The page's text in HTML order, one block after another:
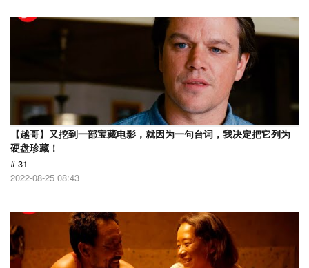
【越哥】又挖到一部宝藏电影，就因为一句台词，我决定把它列为
硬盘珍藏！
# 31
2022-08-25 08:43